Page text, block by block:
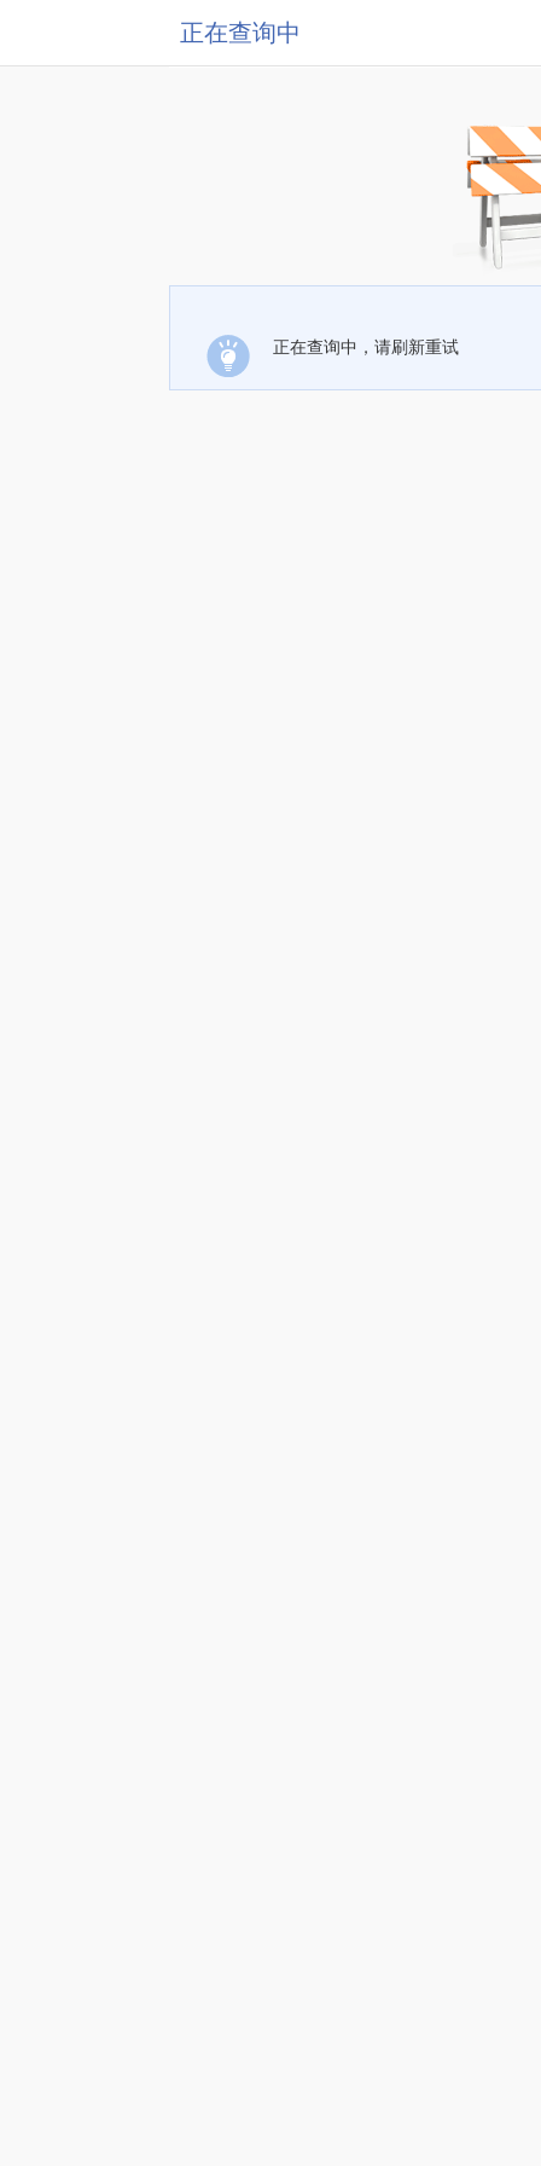
正在查询中
正在查询中，请刷新重试